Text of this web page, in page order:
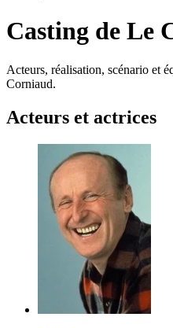
Casting de Le
Acteurs, réalisation, scénario et
Corniaud.
Acteurs et actrices